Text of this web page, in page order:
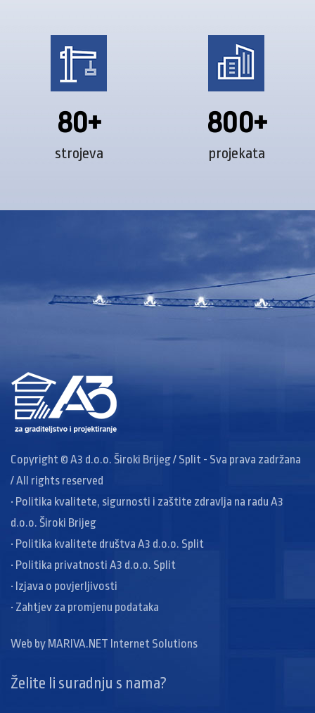
80+
strojeva
800+
projekata
Copyright © A3 d.o.o. Široki Brijeg / Split - Sva prava zadržana
/ All rights reserved
• Politika kvalitete, sigurnosti i zaštite zdravlja na radu A3
d.o.o. Široki Brijeg
• Politika kvalitete društva A3 d.o.o. Split
• Politika privatnosti A3 d.o.o. Split
• Izjava o povjerljivosti
• Zahtjev za promjenu podataka
Web by MARIVA.NET Internet Solutions
Želite li suradnju s nama?